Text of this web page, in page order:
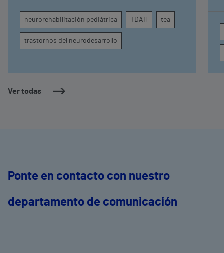
Ver todas
atención, la regulación emocional y la
conducta
neurorehabilitación pediátrica TDAH tea
trastornos del neurodesarrollo
Ponte en contacto con nuestro
departamento de comunicación